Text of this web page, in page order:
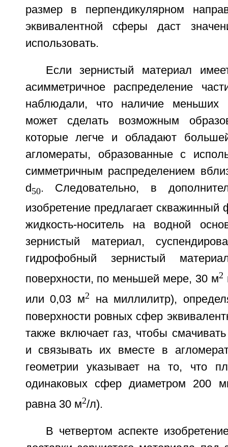
размер в перпендикулярном
эквивалентной сферы даст
использовать.
Если зернистый материал
асимметричное распределение
наблюдали, что наличие меньших
может сделать возможным
которые легче и обладают
агломераты, образованные с
симметричным распределением
d 50. Следовательно, в
изобретение предлагает
жидкость-носитель на водной
зернистый материал,
гидрофобный зернистый
поверхности, по меньшей мере, 30 м2
или 0,03 м2
на миллилитр),
поверхности ровных сфер
также включает газ, чтобы
и связывать их вместе в
геометрии указывает на то, что
одинаковых сфер диаметром 200
равна 30 м2/л).
В четвертом аспекте